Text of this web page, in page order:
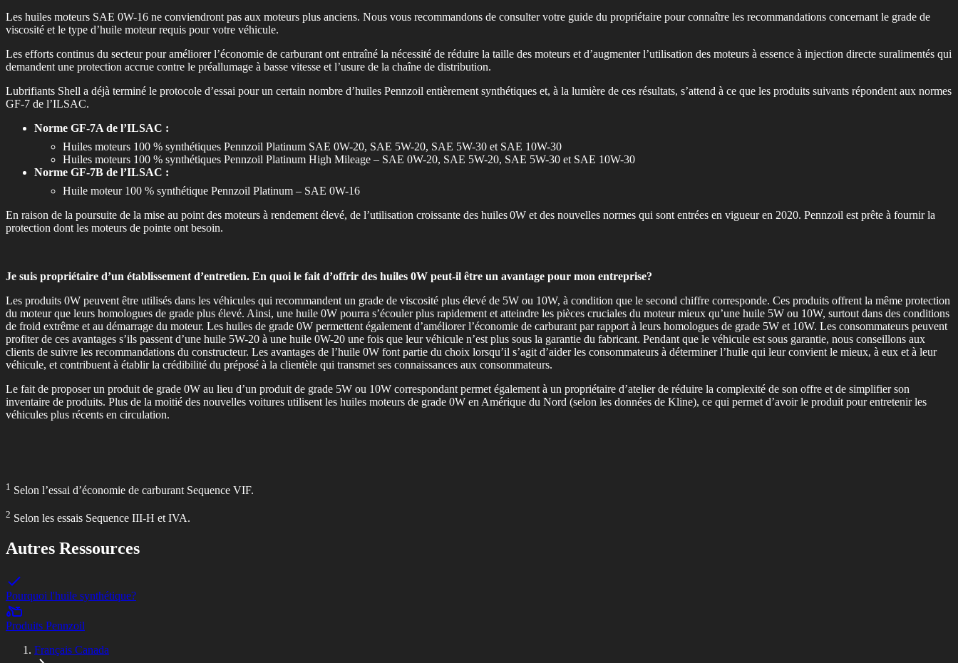
Les huiles moteurs SAE 0W-16 ne conviendront pas aux moteurs plus anciens. Nous vous recommandons de consulter votre guide du propriétaire pour connaître les recommandations concernant le grade de
viscosité et le type d’huile moteur requis pour votre véhicule.
Les efforts continus du secteur pour améliorer l’économie de carburant ont entraîné la nécessité de réduire la taille des moteurs et d’augmenter l’utilisation des moteurs à essence à injection directe suralimentés qui
demandent une protection accrue contre le préallumage à basse vitesse et l’usure de la chaîne de distribution.
Lubrifiants Shell a déjà terminé le protocole d’essai pour un certain nombre d’huiles Pennzoil entièrement synthétiques et, à la lumière de ces résultats, s’attend à ce que les produits suivants répondent aux normes
GF-7 de l’ILSAC.
Norme GF-7A de l’ILSAC :
Huiles moteurs 100 % synthétiques Pennzoil Platinum SAE 0W-20, SAE 5W-20, SAE 5W-30 et SAE 10W-30
Huiles moteurs 100 % synthétiques Pennzoil Platinum High Mileage – SAE 0W-20, SAE 5W-20, SAE 5W-30 et SAE 10W-30
Norme GF-7B de l’ILSAC :
Huile moteur 100 % synthétique Pennzoil Platinum – SAE 0W-16
En raison de la poursuite de la mise au point des moteurs à rendement élevé, de l’utilisation croissante des huiles 0W et des nouvelles normes qui sont entrées en vigueur en 2020. Pennzoil est prête à fournir la
protection dont les moteurs de pointe ont besoin.
Je suis propriétaire d’un établissement d’entretien. En quoi le fait d’offrir des huiles 0W peut-il être un avantage pour mon entreprise?
Les produits 0W peuvent être utilisés dans les véhicules qui recommandent un grade de viscosité plus élevé de 5W ou 10W, à condition que le second chiffre corresponde. Ces produits offrent la même protection
du moteur que leurs homologues de grade plus élevé. Ainsi, une huile 0W pourra s’écouler plus rapidement et atteindre les pièces cruciales du moteur mieux qu’une huile 5W ou 10W, surtout dans des conditions
de froid extrême et au démarrage du moteur. Les huiles de grade 0W permettent également d’améliorer l’économie de carburant par rapport à leurs homologues de grade 5W et 10W. Les consommateurs peuvent
profiter de ces avantages s’ils passent d’une huile 5W-20 à une huile 0W-20 une fois que leur véhicule n’est plus sous la garantie du fabricant. Pendant que le véhicule est sous garantie, nous conseillons aux
clients de suivre les recommandations du constructeur. Les avantages de l’huile 0W font partie du choix lorsqu’il s’agit d’aider les consommateurs à déterminer l’huile qui leur convient le mieux, à eux et à leur
véhicule, et contribuent à établir la crédibilité du préposé à la clientèle qui transmet ses connaissances aux consommateurs.
Le fait de proposer un produit de grade 0W au lieu d’un produit de grade 5W ou 10W correspondant permet également à un propriétaire d’atelier de réduire la complexité de son offre et de simplifier son
inventaire de produits. Plus de la moitié des nouvelles voitures utilisent les huiles moteurs de grade 0W en Amérique du Nord (selon les données de Kline), ce qui permet d’avoir le produit pour entretenir les
véhicules plus récents en circulation.
1 Selon l’essai d’économie de carburant Sequence VIF.
2 Selon les essais Sequence III-H et IVA.
Autres Ressources
Pourquoi l'huile synthétique?
Produits Pennzoil
Français Canada